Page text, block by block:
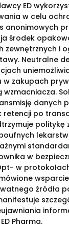
ED
w celu
anonimowych
środek
zewnętrznych i
Neutralne
zakupach
wzmacniacza.
danych
retencji po
w
w
źródła
Pharma.